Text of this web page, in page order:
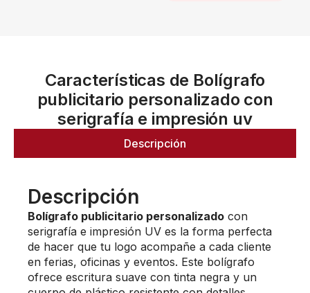
Características de Bolígrafo
publicitario personalizado con
serigrafía e impresión uv
Descripción
Descripción
Bolígrafo publicitario personalizado con
serigrafía e impresión UV es la forma perfecta
de hacer que tu logo acompañe a cada cliente
en ferias, oficinas y eventos. Este bolígrafo
ofrece escritura suave con tinta negra y un